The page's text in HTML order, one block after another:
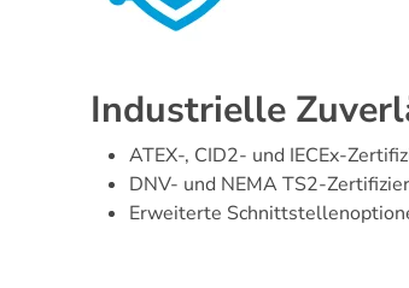
Industrielle
ATEX-, CID2- und IECEx-
DNV- und NEMA TS2-
Erweiterte